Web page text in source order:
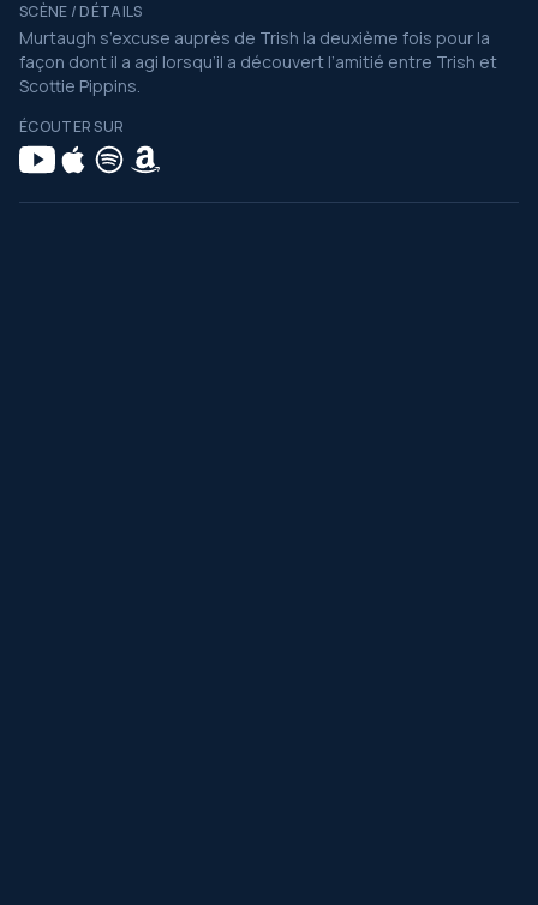
SCÈNE / DÉTAILS
Murtaugh s’excuse auprès de Trish la deuxième fois pour la
façon dont il a agi lorsqu’il a découvert l’amitié entre Trish et
Scottie Pippins.
ÉCOUTER SUR